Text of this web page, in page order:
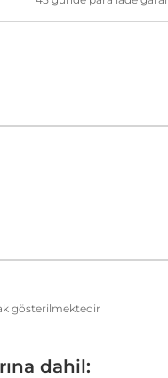
gösterilmektedir
dahil: